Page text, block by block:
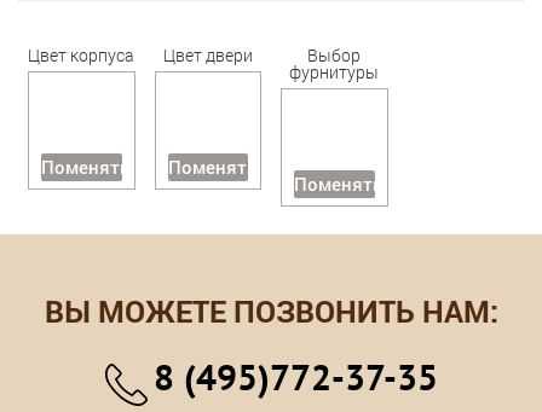
Цвет корпуса
Поменять
Цвет двери
Поменять
Выбор
фурнитуры
Поменять
ВЫ МОЖЕТЕ ПОЗВОНИТЬ НАМ:
8 (495)772-37-35